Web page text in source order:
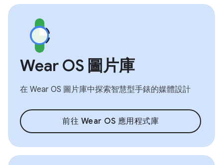
Wear OS 圖片庫
在 Wear OS 圖片庫中探索智慧型手錶的媒體設計
前往 Wear OS 應用程式庫